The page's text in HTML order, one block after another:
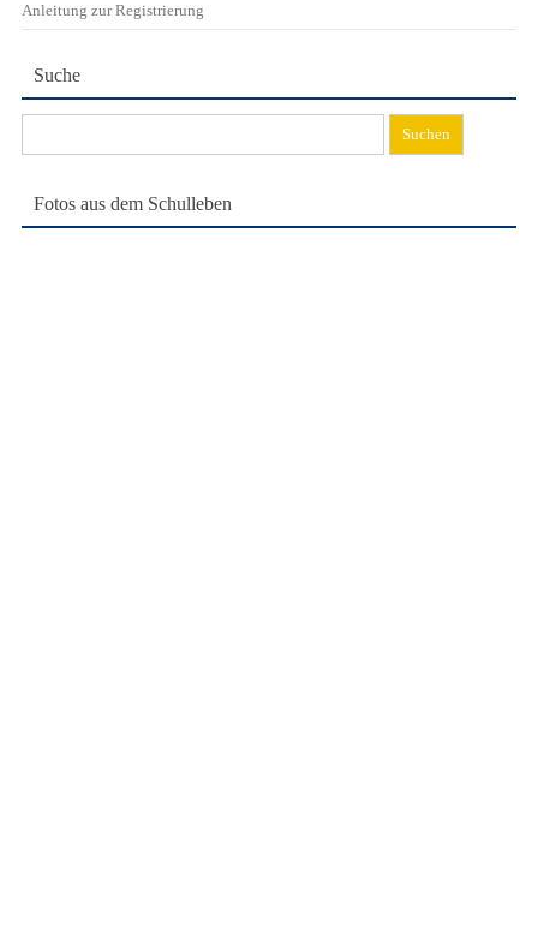
Anleitung zur Registrierung
Suche
nach:
Fotos aus dem Schulleben